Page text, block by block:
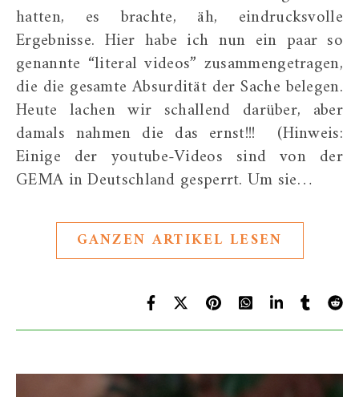
hatten, es brachte, äh, eindrucksvolle
Ergebnisse. Hier habe ich nun ein paar so
genannte “literal videos” zusammengetragen,
die die gesamte Absurdität der Sache belegen.
Heute lachen wir schallend darüber, aber
damals nahmen die das ernst!!! (Hinweis:
Einige der youtube-Videos sind von der
GEMA in Deutschland gesperrt. Um sie…
GANZEN ARTIKEL LESEN